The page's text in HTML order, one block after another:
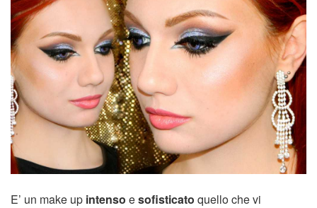
E’ un make up intenso esofisticato quello che vi